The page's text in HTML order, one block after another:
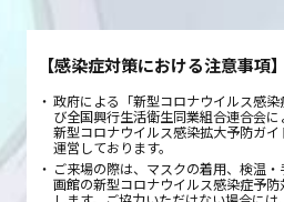
【感染症対策における注意事項】
政府による「新型コロナウイルス感
び全国興行生活衛生同業組合連合会
新型コロナウイルス感染拡大予防ガ
運営しております。
ご来場の際は、マスクの着用、検温
画館の新型コロナウイルス感染症予